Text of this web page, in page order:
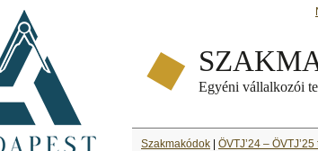
Szakmakódok ÖVTJ’24 –